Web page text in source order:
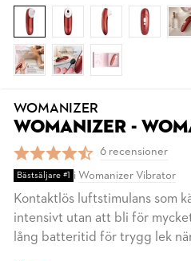
WOMANIZER
WOMANIZER -
6 recensioner
Bästsäljare #1 i Womanizer Vibrator
Kontaktlös luftstimulans som
intensivt utan att bli för
lång batteritid för trygg lek